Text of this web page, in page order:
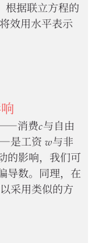
根据联立方程的
效用水平表示
) 消费𝑐与自由
是工资𝑤
w与非
的影响，我们可
导数。同理，在
采用类似的方